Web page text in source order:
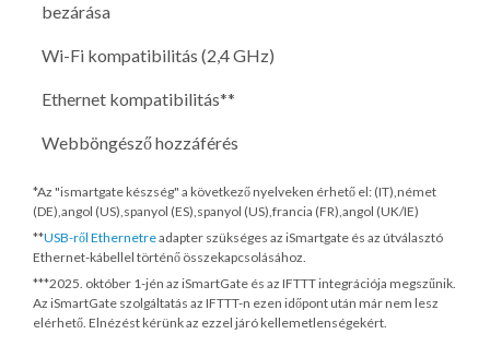
bezárása
Wi-Fi kompatibilitás (2,4 GHz)
Ethernet kompatibilitás**
Webböngésző hozzáférés
*Az "ismartgate készség" a következő nyelveken érhető el: (IT),német
(DE),angol (US),spanyol (ES),spanyol (US),francia (FR),angol (UK/IE)
**USB-ről Ethernetreadapter szükséges az iSmartgate és az útválasztó
Ethernet-kábellel történő összekapcsolásához.
***2025. október 1-jén az iSmartGate és az IFTTT integrációja megszűnik.
Az iSmartGate szolgáltatás az IFTTT-n ezen időpont után már nem lesz
elérhető. Elnézést kérünk az ezzel járó kellemetlenségekért.